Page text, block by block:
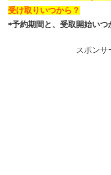
受け取りいつから？
⇨予約期間と、受取開始いつ
スポンサ